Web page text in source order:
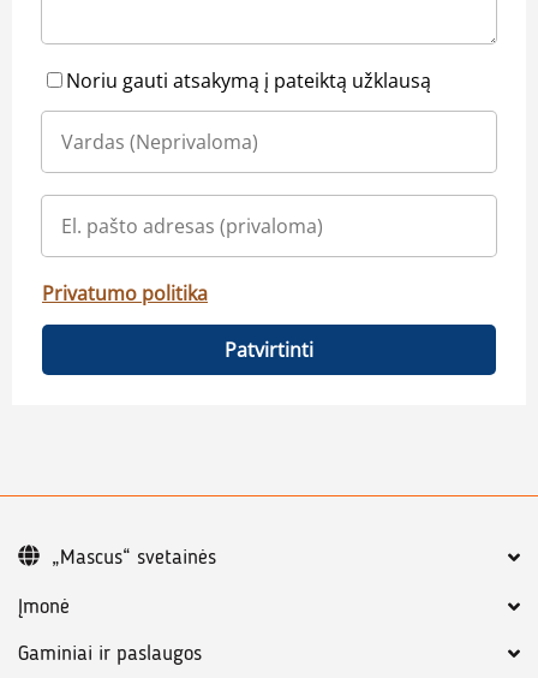
Noriu gauti atsakymą į pateiktą užklausą
Privatumo politika
Patvirtinti
Įmonė
Gaminiai ir paslaugos
„Mascus“ svetainės